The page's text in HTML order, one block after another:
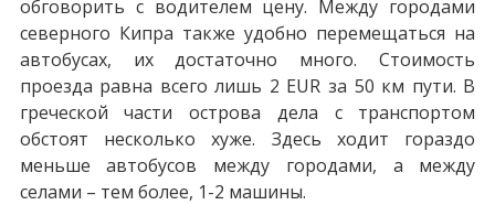
обговорить с водителем цену. Между городами
северного Кипра также удобно перемещаться на
автобусах, их достаточно много. Стоимость
проезда равна всего лишь 2 EUR за 50 км пути. В
греческой части острова дела с транспортом
обстоят несколько хуже. Здесь ходит гораздо
меньше автобусов между городами, а между
селами – тем более, 1-2 машины.